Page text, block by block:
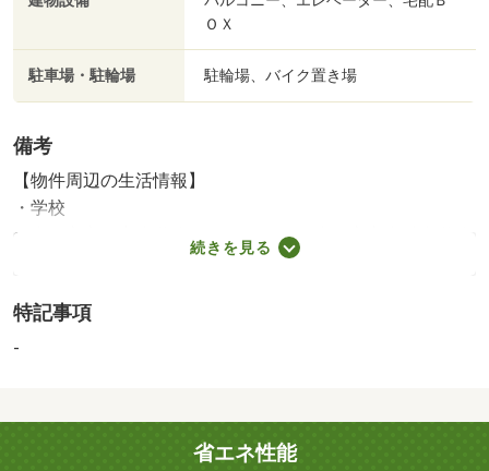
ＯＸ
駐車場・駐輪場 駐輪場、バイク置き場
備考
【物件周辺の生活情報】
・学校
名古屋市立笠寺小学校（1,010m）、名古屋市立本城中学校
医療法人笠寺病院（680m）
ペット飼育可能（細則による規制あり）■動産物は売買価
ります。 間取 １ＬＤＫ＋２ＷＩＣ
続きを見る
特記事項
-
省エネ性能